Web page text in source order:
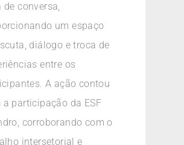
de conversa,
um espaço
diálogo e troca de
entre os
A ação contou
a participação da ESF
corroborando com o
intersetorial e